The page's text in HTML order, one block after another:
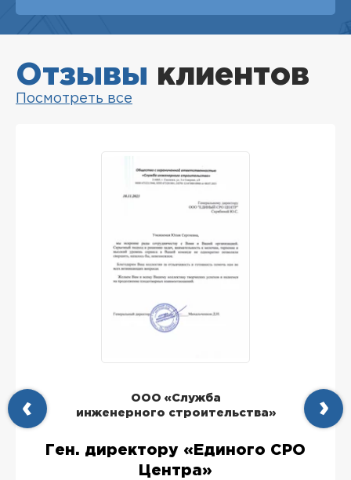
Отзывы клиентов
Посмотреть все
ООО «Служба
инженерного строительства»
Ген. директору «Единого СРО
Центра»